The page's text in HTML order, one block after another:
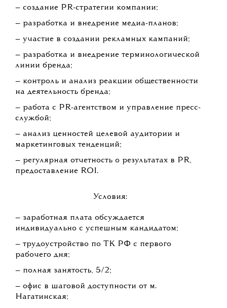
— создание PR-стратегии компании;
— разработка и внедрение медиа-планов;
— участие в создании рекламных кампаний;
— разработка и внедрение терминологической
линии бренда;
— контроль и анализ реакции общественности
на деятельность бренда;
— работа с PR-агентством и управление пресс-
службой;
— анализ ценностей целевой аудитории и
маркетинговых тенденций;
— регулярная отчетность о результатах в PR,
предоставление ROI.
Условия:
— заработная плата обсуждается
индивидуально с успешным кандидатом;
— трудоустройство по ТК РФ с первого
рабочего дня;
— полная занятость, 5/2;
— офис в шаговой доступности от м.
Нагатинская;